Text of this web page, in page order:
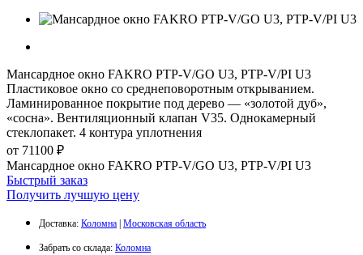
Мансардное окно FAKRO PTP-V/GO U3, PTP-V/PI U3
Пластиковое окно со среднеповоротным открыванием.
Ламинированное покрытие под дерево — «золотой дуб»,
«сосна». Вентиляционный клапан V35. Однокамерный
стеклопакет. 4 контура уплотнения
от 71100 ₽
Мансардное окно FAKRO PTP-V/GO U3, PTP-V/PI U3
Быстрый заказ
Получить лучшую цену
Доставка: Коломна Московская область
Забрать со склада: Коломна